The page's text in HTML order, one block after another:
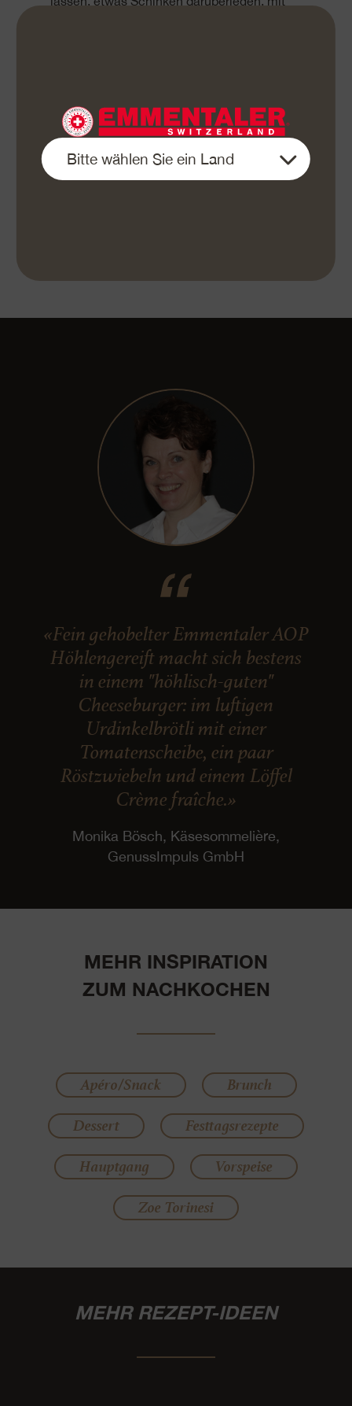
«Fein gehobelter Emmentaler AOP
Höhlengereift macht sich bestens
in einem "höhlisch-guten"
Cheeseburger: im luftigen
Urdinkelbrötli mit einer
Tomatenscheibe, ein paar
Röstzwiebeln und einem Löffel
Crème fraîche.»
Monika Bösch, Käsesommelière,
GenussImpuls GmbH
MEHR INSPIRATION
ZUM NACHKOCHEN
Apéro/Snack
Brunch
Dessert
Festtagsrezepte
Hauptgang
Vorspeise
Zoe Torinesi
MEHR REZEPT-IDEEN